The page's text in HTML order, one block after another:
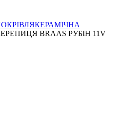
КЕРАМІЧНА
BRAAS РУБІН 11V